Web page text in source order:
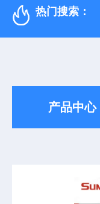
热门搜索：
产品中心